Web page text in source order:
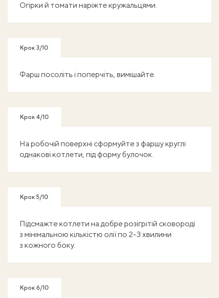
Огірки й томати наріжте кружальцями.
Крок 3/10
Фарш посоліть і поперчіть, вимішайте.
Крок 4/10
На робочій поверхні сформуйте з фаршу круглі
однакові котлети, під форму булочок.
Крок 5/10
Підсмажте котлети на добре розігрітій сковороді
з мінімальною кількістю олії по 2-3 хвилини
з кожного боку.
Крок 6/10